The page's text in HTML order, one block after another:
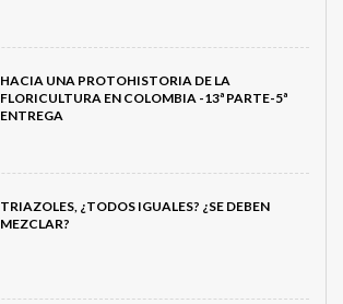
HACIA UNA PROTOHISTORIA DE LA
FLORICULTURA EN COLOMBIA -13ª PARTE-5ª
ENTREGA
TRIAZOLES, ¿TODOS IGUALES? ¿SE DEBEN
MEZCLAR?